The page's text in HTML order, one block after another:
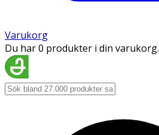
Varukorg
Du har 0 produkter i din varukorg.